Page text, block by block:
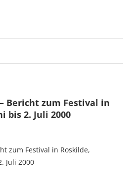
Bericht zum Festival in
bis 2. Juli 2000
zum Festival in Roskilde,
Juli 2000